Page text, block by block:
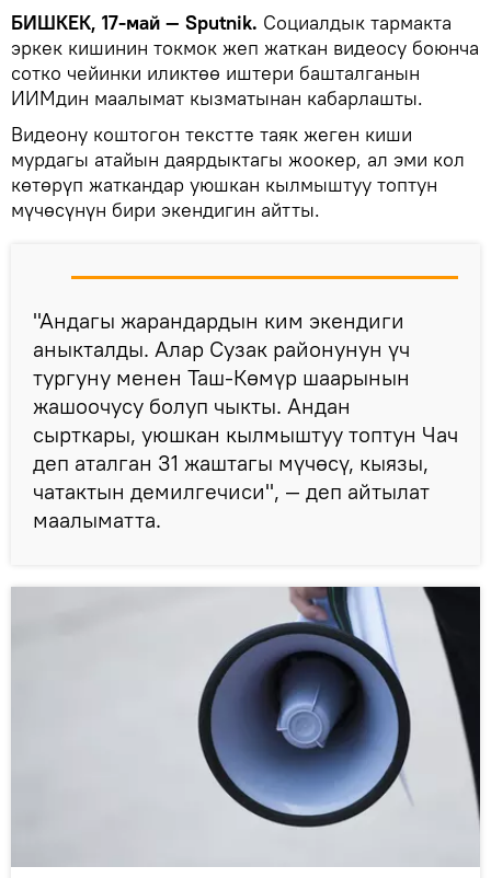
БИШКЕК, 17-май — Sputnik. Социалдык тармакта
эркек кишинин токмок жеп жаткан видеосу боюнча
сотко чейинки иликтөө иштери башталганын
ИИМдин маалымат кызматынан кабарлашты.
Видеону коштогон текстте таяк жеген киши
мурдагы атайын даярдыктагы жоокер, ал эми кол
көтөрүп жаткандар уюшкан кылмыштуу топтун
мүчөсүнүн бири экендигин айтты.
"Андагы жарандардын ким экендиги
аныкталды. Алар Сузак районунун үч
тургуну менен Таш-Көмүр шаарынын
жашоочусу болуп чыкты. Андан
сырткары, уюшкан кылмыштуу топтун Чач
деп аталган 31 жаштагы мүчөсү, кыязы,
чатактын демилгечиси", — деп айтылат
маалыматта.